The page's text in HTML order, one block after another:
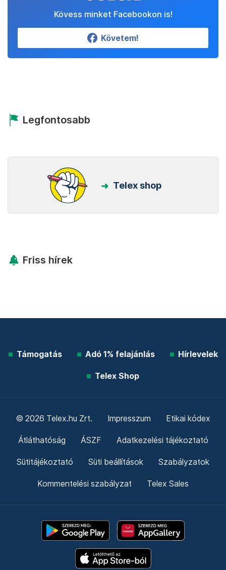
Kövess minket Facebookon is!
Követem!
Legfontosabb
Telex shop
Friss hírek
Támogatás Adó 1% felajánlás Hírlevelek
Telex Shop
© 2026 Telex.hu Zrt. Impresszum Etikai kódex
Átláthatóság ÁSZF Adatkezelési tájékoztató
Sütitájékoztató Süti beállítások Szabályzatok
Kommentelési szabályzat Telex Sales